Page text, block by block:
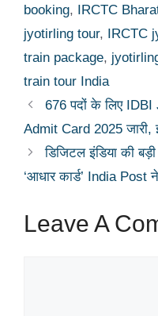
booking, IRCTC
jyotirling tour, IRCTC
train package,
train tour India
676 पदों के लिए
Admit Card 2025
डिजिटल इंडिया की
‘आधार कार्ड’ India Post
Leave A